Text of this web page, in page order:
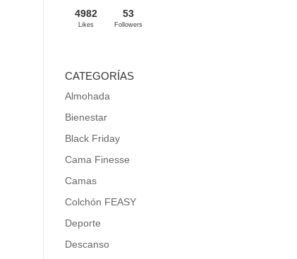
4982
Likes
53
Followers
CATEGORÍAS
Almohada
Bienestar
Black Friday
Cama Finesse
Camas
Colchón FEASY
Deporte
Descanso